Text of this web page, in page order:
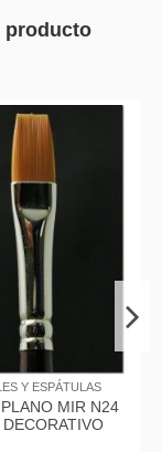
producto
Y ESPÁTULAS
MIR N24